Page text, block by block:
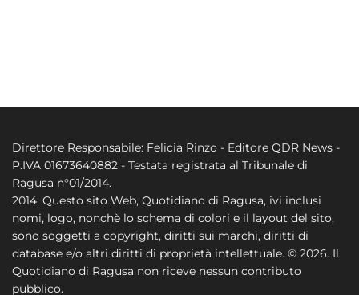
Direttore Responsabile: Felicia Rinzo - Editore QDR News -
P.IVA 01673640882 - Testata registrata al Tribunale di
Ragusa n°01/2014.
2014. Questo sito Web, Quotidiano di Ragusa, ivi inclusi
nomi, logo, nonchè lo schema di colori e il layout del sito,
sono soggetti a copyright, diritti sui marchi, diritti di
database e/o altri diritti di proprietà intellettuale. © 2026. Il
Quotidiano di Ragusa non riceve nessun contributo
pubblico.